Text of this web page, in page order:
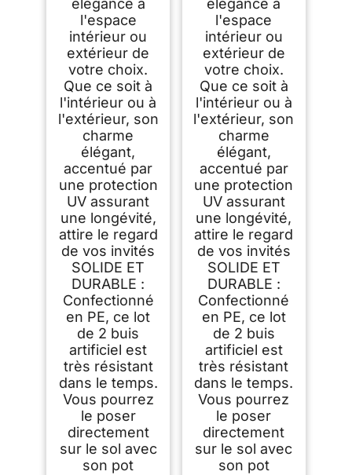
élégance à
l'espace
intérieur ou
extérieur de
votre choix.
Que ce soit à
l'intérieur ou à
l'extérieur, son
charme
élégant,
accentué par
une protection
UV assurant
une longévité,
attire le regard
de vos invités
SOLIDE ET
DURABLE :
Confectionné
en PE, ce lot
de 2 buis
artificiel est
très résistant
dans le temps.
Vous pourrez
le poser
directement
sur le sol avec
son pot
élégance à
l'espace
intérieur ou
extérieur de
votre choix.
Que ce soit à
l'intérieur ou à
l'extérieur, son
charme
élégant,
accentué par
une protection
UV assurant
une longévité,
attire le regard
de vos invités
SOLIDE ET
DURABLE :
Confectionné
en PE, ce lot
de 2 buis
artificiel est
très résistant
dans le temps.
Vous pourrez
le poser
directement
sur le sol avec
son pot